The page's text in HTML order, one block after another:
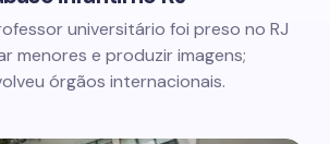
universitário foi preso no RJ
menores e produzir imagens;
órgãos internacionais.